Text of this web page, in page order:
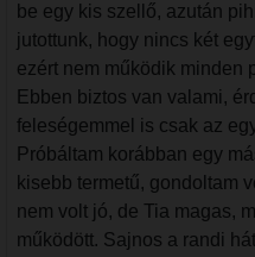
be egy kis szellő, azután
jutottunk, hogy nincs két
ezért nem működik minden
Ebben biztos van valami,
feleségemmel is csak az
Próbáltam korábban egy
kisebb termetű, gondoltam
nem volt jó, de Tia magas,
működött. Sajnos a randi